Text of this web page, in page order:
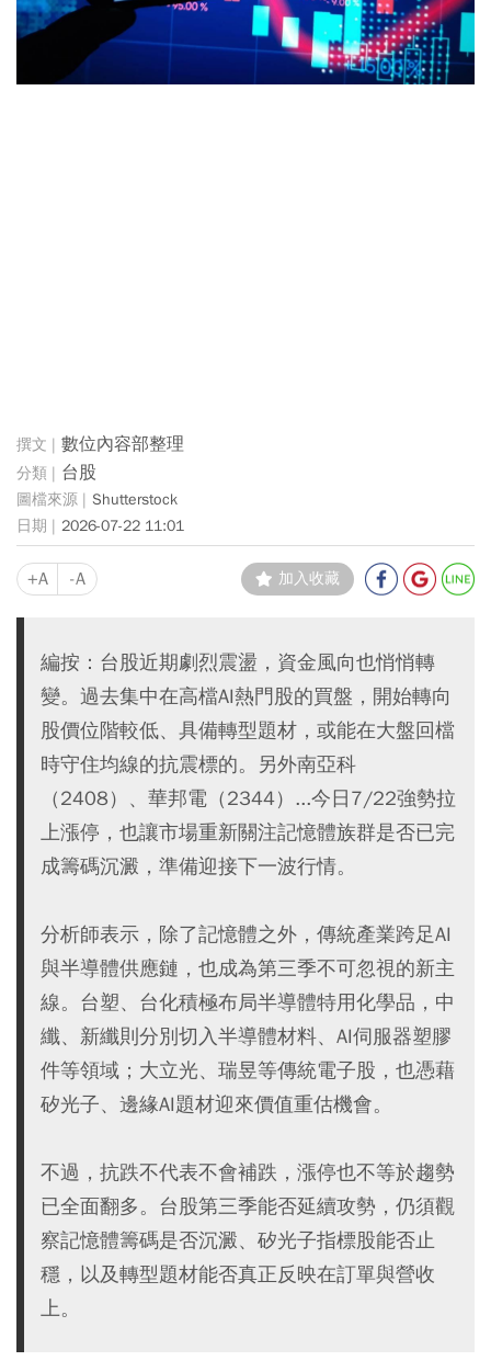
數位內容部整理
台股
Shutterstock
2026-07-22 11:01
+A -A 加入收藏
編按：台股近期劇烈震盪，資金風向也悄悄轉
變。過去集中在高檔AI熱門股的買盤，開始轉向
股價位階較低、具備轉型題材，或能在大盤回檔
時守住均線的抗震標的。另外南亞科
（2408）、華邦電（2344）...今日7/22強勢拉
上漲停，也讓市場重新關注記憶體族群是否已完
成籌碼沉澱，準備迎接下一波行情。
分析師表示，除了記憶體之外，傳統產業跨足AI
與半導體供應鏈，也成為第三季不可忽視的新主
線。台塑、台化積極布局半導體特用化學品，中
纖、新纖則分別切入半導體材料、AI伺服器塑膠
件等領域；大立光、瑞昱等傳統電子股，也憑藉
矽光子、邊緣AI題材迎來價值重估機會。
不過，抗跌不代表不會補跌，漲停也不等於趨勢
已全面翻多。台股第三季能否延續攻勢，仍須觀
察記憶體籌碼是否沉澱、矽光子指標股能否止
穩，以及轉型題材能否真正反映在訂單與營收
上。